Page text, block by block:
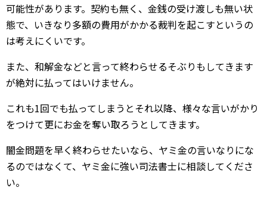
可能性があります。契約も無く、金銭の受け渡しも無い状
態で、いきなり多額の費用がかかる裁判を起こすというの
は考えにくいです。
また、和解金などと言って終わらせるそぶりもしてきます
が絶対に払ってはいけません。
これも1回でも払ってしまうとそれ以降、様々な言いがかり
をつけて更にお金を奪い取ろうとしてきます。
闇金問題を早く終わらせたいなら、ヤミ金の言いなりにな
るのではなくて、ヤミ金に強い司法書士に相談してくださ
い。